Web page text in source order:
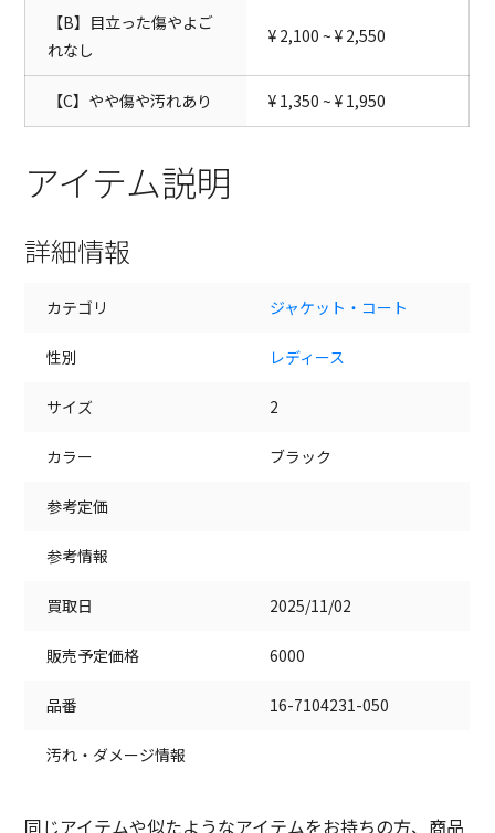
【B】目立った傷やよご
れなし
¥ 2,100 ~ ¥ 2,550
【C】やや傷や汚れあり ¥ 1,350 ~ ¥ 1,950
アイテム説明
詳細情報
カテゴリ ジャケット・コート
性別 レディース
サイズ 2
カラー ブラック
参考定価
参考情報
買取日 2025/11/02
販売予定価格 6000
品番 16-7104231-050
汚れ・ダメージ情報
同じアイテムや似たようなアイテムをお持ちの方、商品